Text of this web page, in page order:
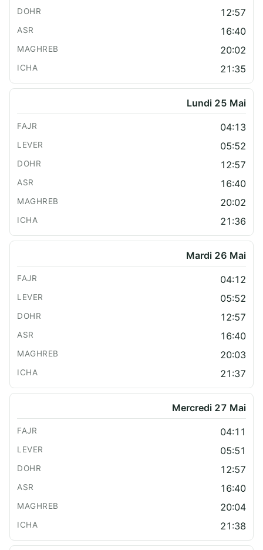
12:57
16:40
20:02
21:35
Lundi 25 Mai
04:13
05:52
12:57
16:40
20:02
21:36
Mardi 26 Mai
04:12
05:52
12:57
16:40
20:03
21:37
Mercredi 27 Mai
04:11
05:51
12:57
16:40
20:04
21:38